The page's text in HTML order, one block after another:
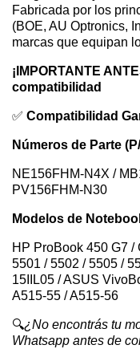
Fabricada por los
(BOE, AU Optronics,
marcas que equipan
¡IMPORTANTE
compatibilidad
✅ Compatibilidad
Números de Parte
NE156FHM-N4X /
PV156FHM-N30
Modelos de
HP ProBook 450 G7 /
5501 / 5502 / 5505 /
15IIL05 / ASUS
A515-55 / A515-56
🔍¿No encontrás tu
Whatsapp antes de